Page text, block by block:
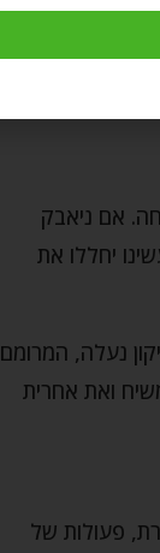
אם ניאבק
יחללו את
נעלה, המרומם
ואת אחרית
פעולות של